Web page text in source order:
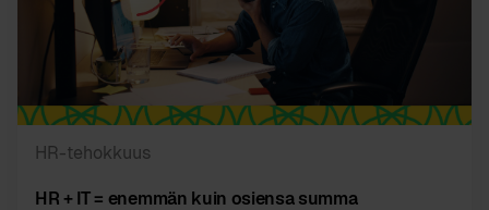
HR-tehokkuus
HR + IT = enemmän kuin osiensa summa